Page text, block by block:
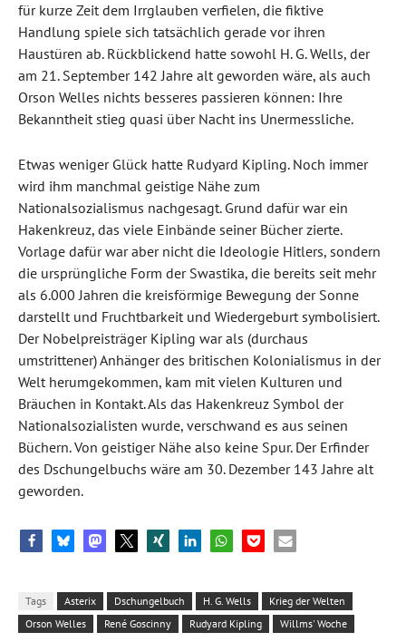
für kurze Zeit dem Irrglauben verfielen, die fiktive
Handlung spiele sich tatsächlich gerade vor ihren
Haustüren ab. Rückblickend hatte sowohl H. G. Wells, der
am 21. September 142 Jahre alt geworden wäre, als auch
Orson Welles nichts besseres passieren können: Ihre
Bekanntheit stieg quasi über Nacht ins Unermessliche.
Etwas weniger Glück hatte Rudyard Kipling. Noch immer
wird ihm manchmal geistige Nähe zum
Nationalsozialismus nachgesagt. Grund dafür war ein
Hakenkreuz, das viele Einbände seiner Bücher zierte.
Vorlage dafür war aber nicht die Ideologie Hitlers, sondern
die ursprüngliche Form der Swastika, die bereits seit mehr
als 6.000 Jahren die kreisförmige Bewegung der Sonne
darstellt und Fruchtbarkeit und Wiedergeburt symbolisiert.
Der Nobelpreisträger Kipling war als (durchaus
umstrittener) Anhänger des britischen Kolonialismus in der
Welt herumgekommen, kam mit vielen Kulturen und
Bräuchen in Kontakt. Als das Hakenkreuz Symbol der
Nationalsozialisten wurde, verschwand es aus seinen
Büchern. Von geistiger Nähe also keine Spur. Der Erfinder
des Dschungelbuchs wäre am 30. Dezember 143 Jahre alt
geworden.
Tags Asterix Dschungelbuch H. G. Wells
Krieg der Welten
Orson Welles
René Goscinny Rudyard Kipling Willms' Woche